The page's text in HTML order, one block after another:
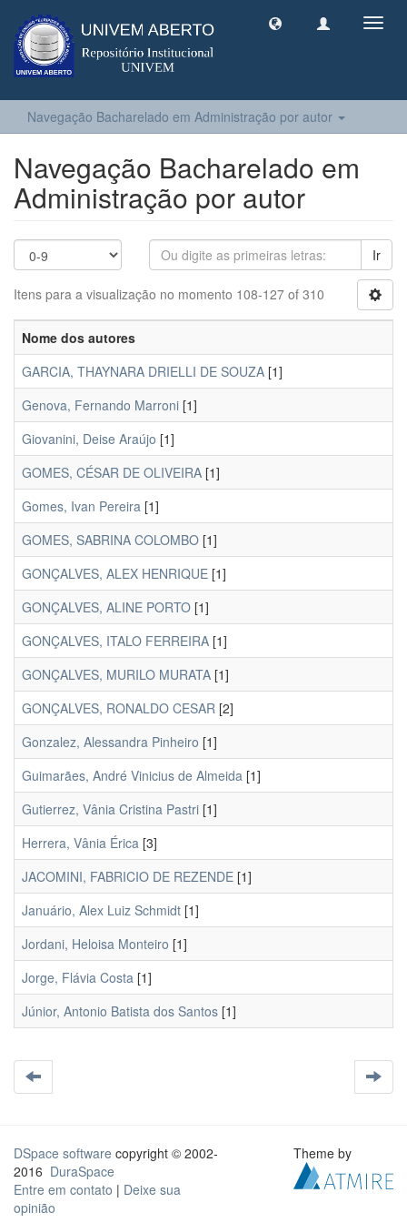
Navegação Bacharelado em Administração por autor
Navegação Bacharelado em
Administração por autor
Ir
Itens para a visualização no momento 108-127 of 310
Nome dos autores
GARCIA, THAYNARA DRIELLI DE SOUZA [1]
Genova, Fernando Marroni [1]
Giovanini, Deise Araújo [1]
GOMES, CÉSAR DE OLIVEIRA [1]
Gomes, Ivan Pereira [1]
GOMES, SABRINA COLOMBO [1]
GONÇALVES, ALEX HENRIQUE [1]
GONÇALVES, ALINE PORTO [1]
GONÇALVES, ITALO FERREIRA [1]
GONÇALVES, MURILO MURATA [1]
GONÇALVES, RONALDO CESAR [2]
Gonzalez, Alessandra Pinheiro [1]
Guimarães, André Vinicius de Almeida [1]
Gutierrez, Vânia Cristina Pastri [1]
Herrera, Vânia Érica [3]
JACOMINI, FABRICIO DE REZENDE [1]
Januário, Alex Luiz Schmidt [1]
Jordani, Heloisa Monteiro [1]
Jorge, Flávia Costa [1]
Júnior, Antonio Batista dos Santos [1]
DSpace software copyright © 2002-
2016 DuraSpace
Entre em contato | Deixe sua
opinião
Theme by